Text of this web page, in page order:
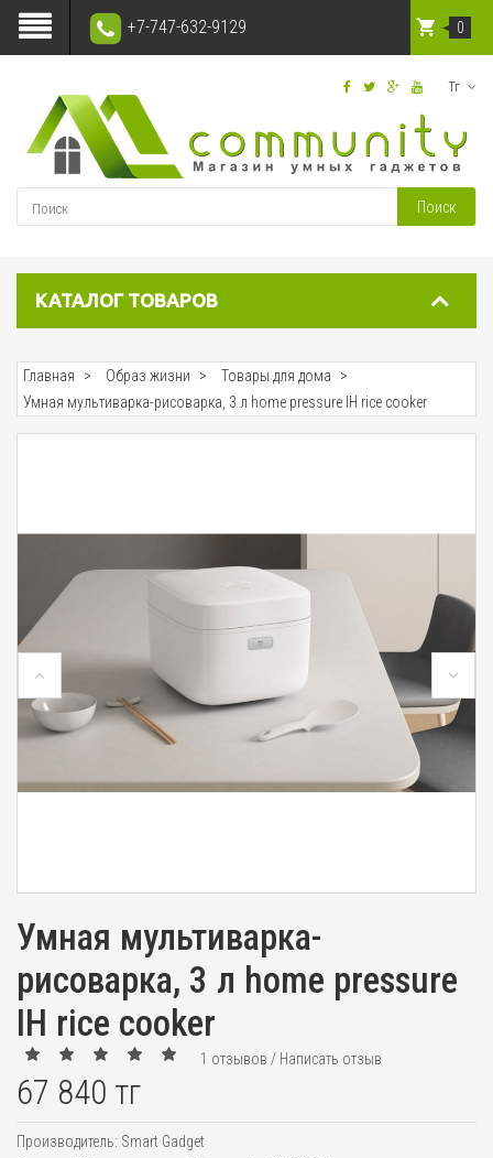
+7-747-632-9129
Тг
Поиск
0
КАТАЛОГ ТОВАРОВ
Главная Образ жизни
Товары для дома
Умная мультиварка-рисоварка, 3 л home pressure IH rice cooker
Умная мультиварка-
рисоварка, 3 л home pressure
IH rice cooker
1 отзывов / Написать отзыв
67 840 тг
Производитель: Smart Gadget